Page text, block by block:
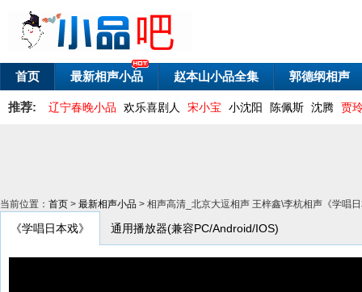
首页 最新相声小品 赵本山小品全集 郭德纲相声
推荐: 辽宁春晚小品 欢乐喜剧人 宋小宝 小沈阳 陈佩斯 沈腾 贾
当前位置： 首页 > 最新相声小品 > 相声高清_北京大逗相声 王梓鑫\李杭相声《学唱
《学唱日本戏》 通用播放器(兼容PC/Android/IOS)